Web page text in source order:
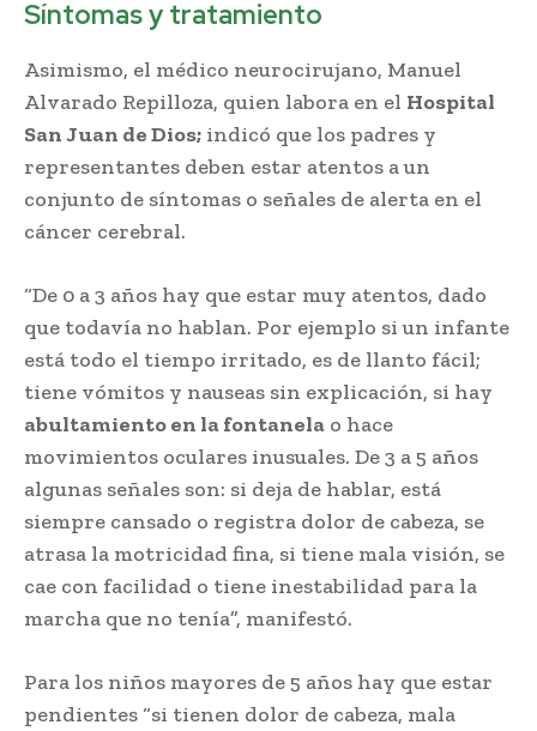
Síntomas y tratamiento
Asimismo, el médico neurocirujano, Manuel
Alvarado Repilloza, quien labora en el Hospital
San Juan de Dios; indicó que los padres y
representantes deben estar atentos a un
conjunto de síntomas o señales de alerta en el
cáncer cerebral.
“De 0 a 3 años hay que estar muy atentos, dado
que todavía no hablan. Por ejemplo si un infante
está todo el tiempo irritado, es de llanto fácil;
tiene vómitos y nauseas sin explicación, si hay
abultamiento en la fontanela o hace
movimientos oculares inusuales. De 3 a 5 años
algunas señales son: si deja de hablar, está
siempre cansado o registra dolor de cabeza, se
atrasa la motricidad fina, si tiene mala visión, se
cae con facilidad o tiene inestabilidad para la
marcha que no tenía”, manifestó.
Para los niños mayores de 5 años hay que estar
pendientes “si tienen dolor de cabeza, mala